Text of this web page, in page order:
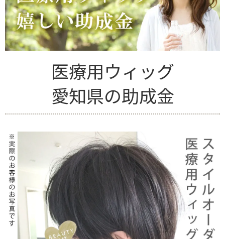
医療用ウィッグ
愛知県の助成金